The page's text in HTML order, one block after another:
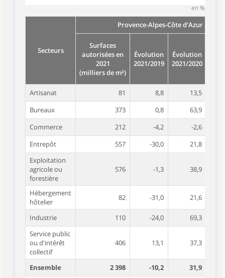
en %
Secteurs
Provence-Alpes-Côte d'Azur
Surfaces
autorisées en
2021
(milliers de m²)
Évolution
2021/2019
Évolution
2021/2020
Artisanat
81 8,8
13,5
Bureaux
373 0,8
63,9
Commerce
212 -4,2
-2,6
Entrepôt
557 -30,0
21,8
Exploitation
agricole ou
forestière
576 -1,3 38,9
Hébergement
hôtelier
82 -31,0 21,6
Industrie 110 -24,0
69,3
Service public
ou d'intérêt
collectif
406 13,1 37,3
Ensemble 2 398 -10,2
31,9